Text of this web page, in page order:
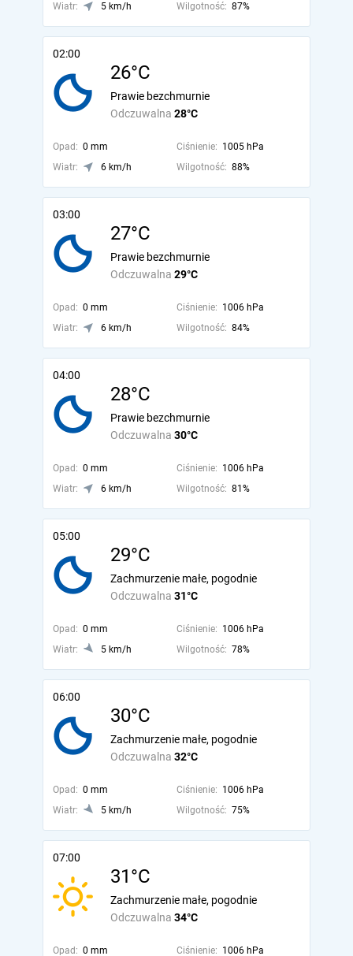
Wiatr:
5 km/h Wilgotność: 87%
02:00
26°C
Odczuwalna 28°C
Prawie bezchmurnie
Opad: 0 mm Ciśnienie: 1005 hPa
Wiatr:
6 km/h Wilgotność: 88%
03:00
27°C
Odczuwalna 29°C
Prawie bezchmurnie
Opad: 0 mm Ciśnienie: 1006 hPa
Wiatr:
6 km/h Wilgotność: 84%
04:00
28°C
Odczuwalna 30°C
Prawie bezchmurnie
Opad: 0 mm Ciśnienie: 1006 hPa
Wiatr:
6 km/h Wilgotność: 81%
05:00
29°C
Odczuwalna 31°C
Zachmurzenie małe, pogodnie
Opad: 0 mm Ciśnienie: 1006 hPa
Wiatr:
5 km/h Wilgotność: 78%
06:00
30°C
Odczuwalna 32°C
Zachmurzenie małe, pogodnie
Opad: 0 mm Ciśnienie: 1006 hPa
Wiatr:
5 km/h Wilgotność: 75%
07:00
31°C
Odczuwalna 34°C
Zachmurzenie małe, pogodnie
Opad: 0 mm Ciśnienie: 1006 hPa